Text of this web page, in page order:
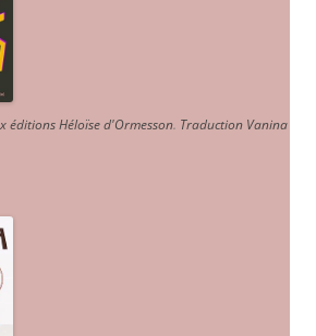
Héloïse d'Ormesson. Traduction Vanina